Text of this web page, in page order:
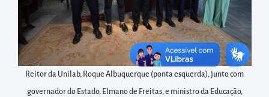
informações
postas
no
rodapé
Reitor da Unilab, Roque Albuquerque (ponta esquerda), junto com
governador do Estado, Elmano de Freitas, e ministro da Educação,